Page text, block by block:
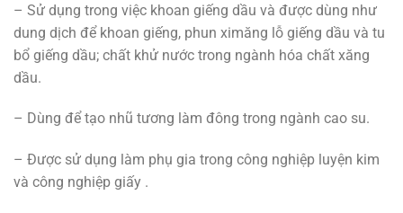
– Sử dụng trong việc khoan giếng dầu và được dùng như
dung dịch để khoan giếng, phun ximăng lỗ giếng dầu và tu
bổ giếng dầu; chất khử nước trong ngành hóa chất xăng
dầu.
– Dùng để tạo nhũ tương làm đông trong ngành cao su.
– Được sử dụng làm phụ gia trong công nghiệp luyện kim
và công nghiệp giấy .